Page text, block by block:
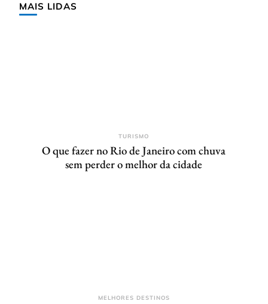
MAIS LIDAS
TURISMO
O que fazer no Rio de Janeiro com chuva
sem perder o melhor da cidade
MELHORES DESTINOS